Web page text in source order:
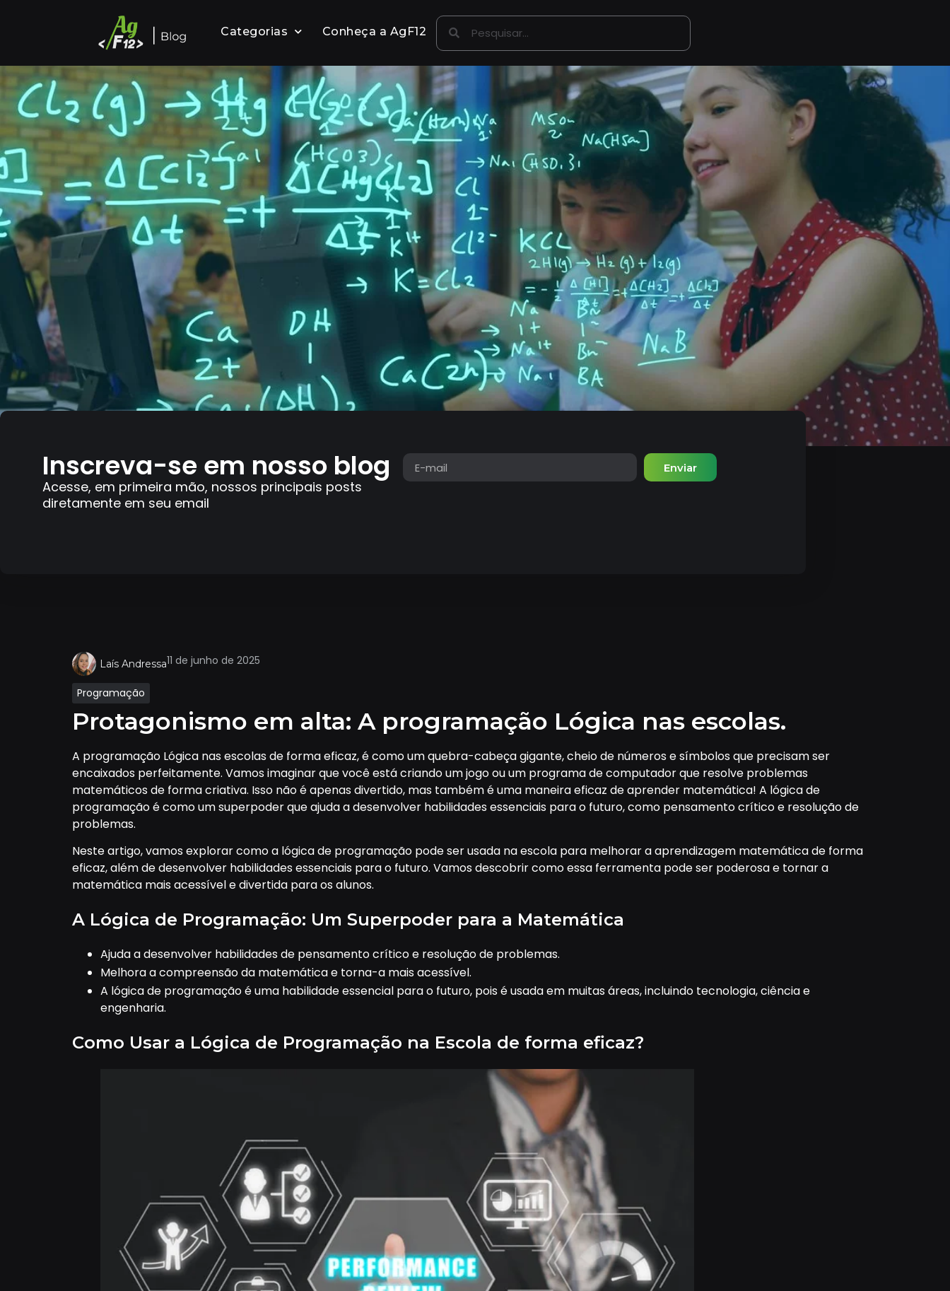
Categorias Conheça a AgF12
Inscreva-se em nosso blog
Acesse, em primeira mão, nossos principais posts
diretamente em seu email
Enviar
Laís Andressa11 de junho de 2025
Programação
Protagonismo em alta: A programação Lógica nas escolas.
A programação Lógica nas escolas de forma eficaz, é como um quebra-cabeça gigante, cheio de números e símbolos que precisam ser
encaixados perfeitamente. Vamos imaginar que você está criando um jogo ou um programa de computador que resolve problemas
matemáticos de forma criativa. Isso não é apenas divertido, mas também é uma maneira eficaz de aprender matemática! A lógica de
programação é como um superpoder que ajuda a desenvolver habilidades essenciais para o futuro, como pensamento crítico e resolução de
problemas.
Neste artigo, vamos explorar como a lógica de programação pode ser usada na escola para melhorar a aprendizagem matemática de forma
eficaz, além de desenvolver habilidades essenciais para o futuro. Vamos descobrir como essa ferramenta pode ser poderosa e tornar a
matemática mais acessível e divertida para os alunos.
A Lógica de Programação: Um Superpoder para a Matemática
Ajuda a desenvolver habilidades de pensamento crítico e resolução de problemas.
Melhora a compreensão da matemática e torna-a mais acessível.
A lógica de programação é uma habilidade essencial para o futuro, pois é usada em muitas áreas, incluindo tecnologia, ciência e
engenharia.
Como Usar a Lógica de Programação na Escola de forma eficaz?